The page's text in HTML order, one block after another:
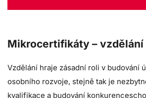
Mikrocertifikáty – vzdělání
Vzdělání hraje zásadní roli v budování
osobního rozvoje, stejně tak je
kvalifikace a budování